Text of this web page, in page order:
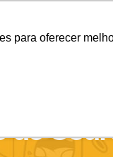
para oferecer
de